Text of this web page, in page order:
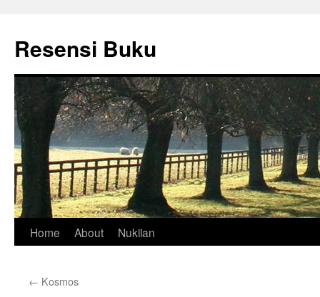
content
Resensi Buku
Home About Nukilan
← Kosmos